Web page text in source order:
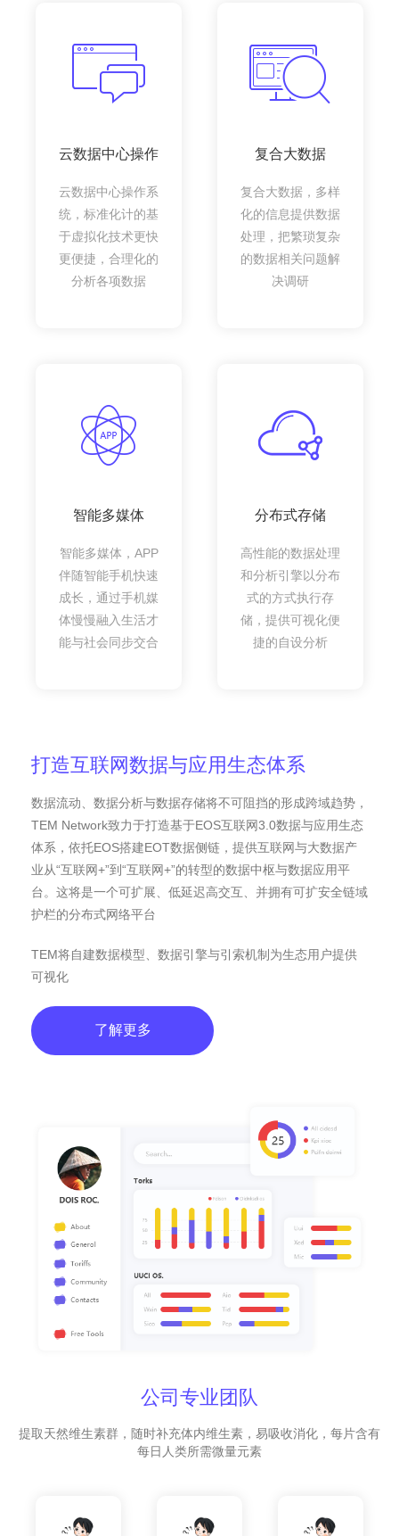
云数据中心操作
云数据中心操作系
统，标准化计的基
于虚拟化技术更快
更便捷，合理化的
分析各项数据
复合大数据
复合大数据，多样
化的信息提供数据
处理，把繁琐复杂
的数据相关问题解
决调研
智能多媒体
智能多媒体，APP
伴随智能手机快速
成长，通过手机媒
体慢慢融入生活才
能与社会同步交合
分布式存储
高性能的数据处理
和分析引擎以分布
式的方式执行存
储，提供可视化便
捷的自设分析
打造互联网数据与应用生态体系
数据流动、数据分析与数据存储将不可阻挡的形成跨域趋势，
TEM Network致力于打造基于EOS互联网3.0数据与应用生态
体系，依托EOS搭建EOT数据侧链，提供互联网与大数据产
业从“互联网+”到“互联网+”的转型的数据中枢与数据应用平
台。这将是一个可扩展、低延迟高交互、并拥有可扩安全链域
护栏的分布式网络平台
TEM将自建数据模型、数据引擎与引索机制为生态用户提供
可视化
了解更多
公司专业团队
提取天然维生素群，随时补充体内维生素，易吸收消化，每片含有
每日人类所需微量元素